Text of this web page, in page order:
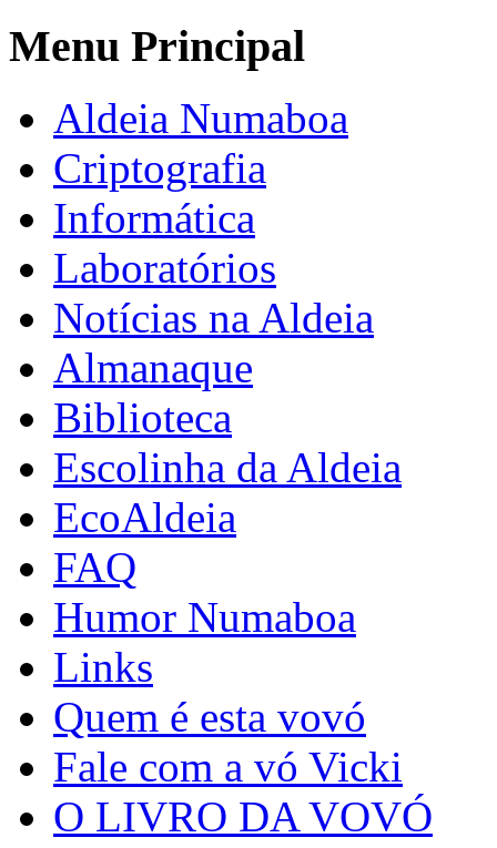
Menu Principal
Aldeia Numaboa
Criptografia
Informática
Laboratórios
Notícias na Aldeia
Almanaque
Biblioteca
Escolinha da Aldeia
EcoAldeia
FAQ
Humor Numaboa
Links
Quem é esta vovó
Fale com a vó Vicki
O LIVRO DA VOVÓ